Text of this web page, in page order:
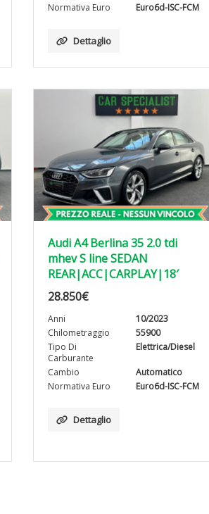
Normativa Euro
Euro6d-ISC-FCM
Dettaglio
Audi A4 Berlina 35 2.0 tdi
mhev S line SEDAN
REAR|ACC|CARPLAY|18′
28.850€
Anni
10/2023
Chilometraggio
55900
Tipo Di
Carburante
Elettrica/Diesel
Cambio
Automatico
Normativa Euro
Euro6d-ISC-FCM
Dettaglio